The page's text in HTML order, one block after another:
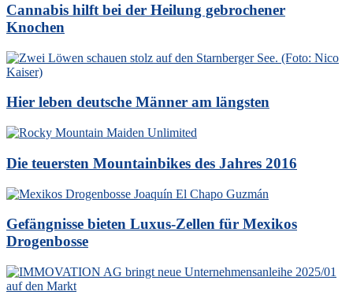
Cannabis hilft bei der Heilung gebrochener
Knochen
Hier leben deutsche Männer am längsten
Die teuersten Mountainbikes des Jahres 2016
Gefängnisse bieten Luxus-Zellen für Mexikos
Drogenbosse